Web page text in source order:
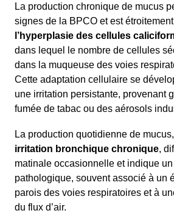
La production chronique de mucus
signes de la BPCO et est
l’hyperplasie des cellules
dans lequel le nombre de cellules
dans la muqueuse des voies
Cette adaptation cellulaire se
une irritation persistante, provenant
fumée de tabac ou des aérosols
La production quotidienne de
irritation bronchique chronique,
matinale occasionnelle et indique
pathologique, souvent associé à un
parois des voies respiratoires et à
du flux d’air.